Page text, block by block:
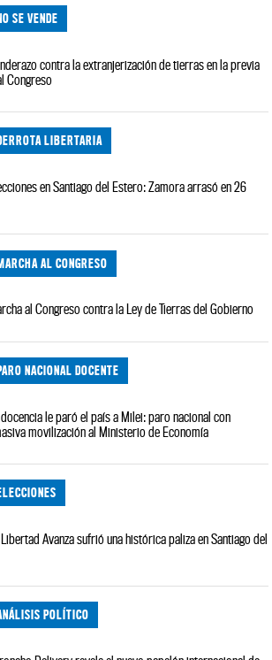
SE VENDE
contra la extranjerización de tierras en la previa
Congreso
LIBERTARIA
en Santiago del Estero: Zamora arrasó en 26
AL CONGRESO
al Congreso contra la Ley de Tierras del Gobierno
NACIONAL DOCENTE
le paró el país a Milei: paro nacional con
movilización al Ministerio de Economía
Avanza sufrió una histórica paliza en Santiago del
POLÍTICO